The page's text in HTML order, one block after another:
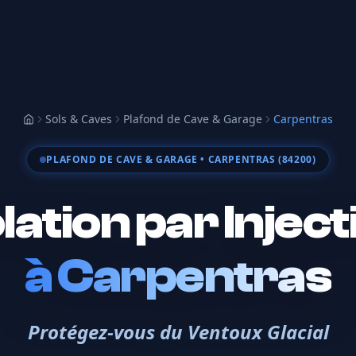
AccueilSols & Caves Plafond de Cave & Garage Carpentras
PLAFOND DE CAVE & GARAGE • CARPENTRAS (84200)
par
àCarpentras
Protégez-vous du Ventoux Glacial